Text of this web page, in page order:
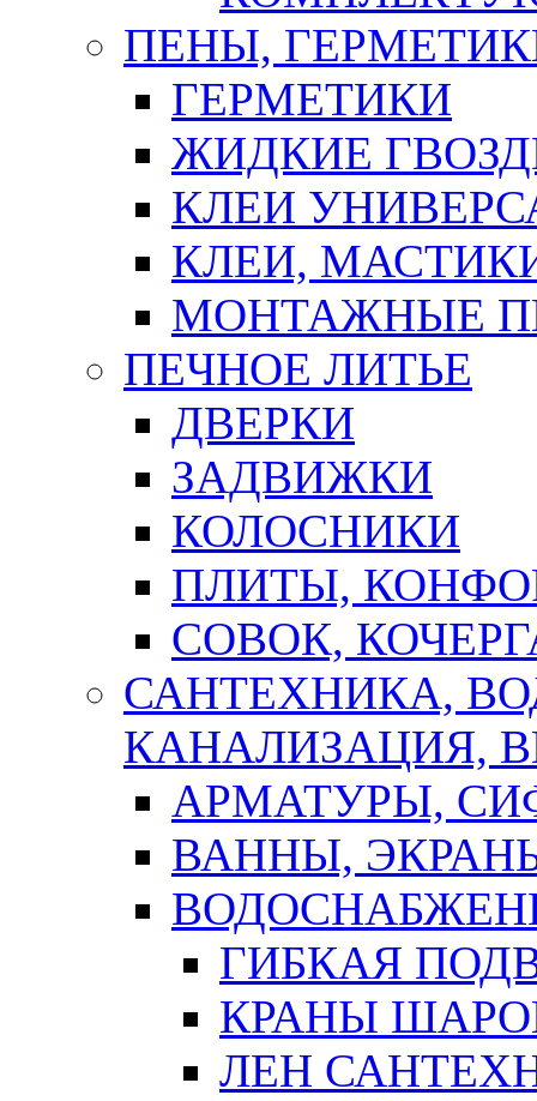
ПЕНЫ,
ГЕРМЕТИКИ
ЖИДКИЕ
КЛЕИ
КЛЕИ,
МОНТАЖНЫЕ
ПЕЧНОЕ ЛИТЬЕ
ДВЕРКИ
ЗАДВИЖКИ
КОЛОСНИКИ
ПЛИТЫ,
СОВОК,
САНТЕХНИКА,
КАНАЛИЗАЦИЯ,
АРМАТУРЫ,
ВАННЫ,
ГИБКАЯ
КРАНЫ
ЛЕН